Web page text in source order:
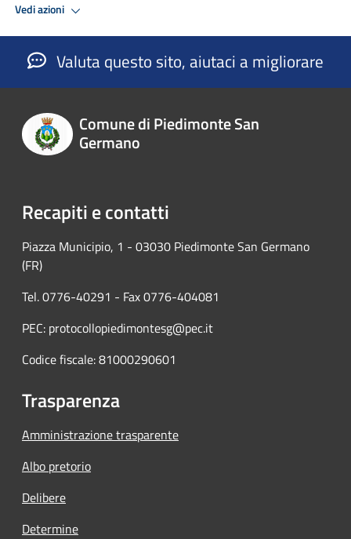
Vedi azioni
Valuta questo sito, aiutaci a migliorare
Comune di Piedimonte San
Germano
Recapiti e contatti
Piazza Municipio, 1 - 03030 Piedimonte San Germano
(FR)
Tel. 0776-40291 - Fax 0776-404081
PEC: protocollopiedimontesg@pec.it
Codice fiscale: 81000290601
Trasparenza
Amministrazione trasparente
Albo pretorio
Delibere
Determine